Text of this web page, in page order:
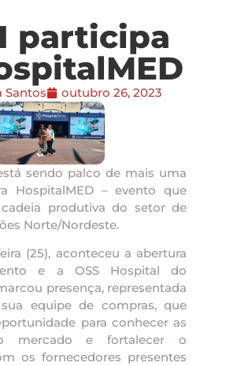
participa
Santos outubro 26, 2023
sendo palco de mais uma
HospitalMED – evento que
produtiva do setor de
Norte/Nordeste.
(25), aconteceu a abertura
e a OSS Hospital do
presença, representada
equipe de compras, que
para conhecer as
mercado e fortalecer o
os fornecedores presentes